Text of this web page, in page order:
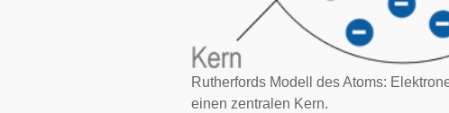
Rutherfords Modell des Atoms:
einen zentralen Kern.